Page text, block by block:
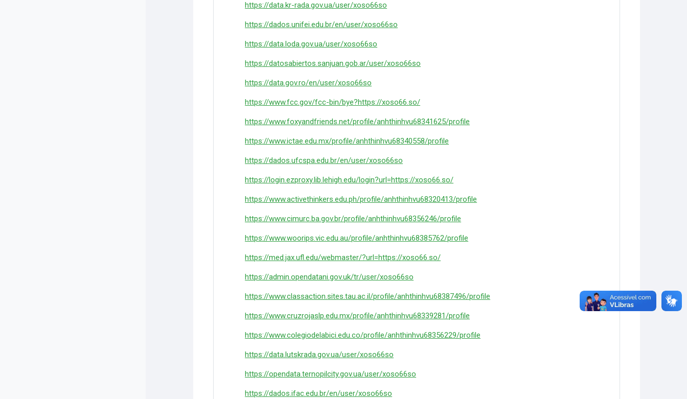
https://data.kr-rada.gov.ua/user/xoso66so
https://dados.unifei.edu.br/en/user/xoso66so
https://data.loda.gov.ua/user/xoso66so
https://datosabiertos.sanjuan.gob.ar/user/xoso66so
https://data.gov.ro/en/user/xoso66so
https://www.fcc.gov/fcc-bin/bye?https://xoso66.so/
https://www.foxyandfriends.net/profile/anhthinhvu68341625/profile
https://www.ictae.edu.mx/profile/anhthinhvu68340558/profile
https://dados.ufcspa.edu.br/en/user/xoso66so
https://login.ezproxy.lib.lehigh.edu/login?url=https://xoso66.so/
https://www.activethinkers.edu.ph/profile/anhthinhvu68320413/profile
https://www.cimurc.ba.gov.br/profile/anhthinhvu68356246/profile
https://www.woorips.vic.edu.au/profile/anhthinhvu68385762/profile
https://med.jax.ufl.edu/webmaster/?url=https://xoso66.so/
https://admin.opendatani.gov.uk/tr/user/xoso66so
https://www.classaction.sites.tau.ac.il/profile/anhthinhvu68387496/profile
https://www.cruzrojaslp.edu.mx/profile/anhthinhvu68339281/profile
https://www.colegiodelabici.edu.co/profile/anhthinhvu68356229/profile
https://data.lutskrada.gov.ua/user/xoso66so
https://opendata.ternopilcity.gov.ua/user/xoso66so
https://dados.ifac.edu.br/en/user/xoso66so